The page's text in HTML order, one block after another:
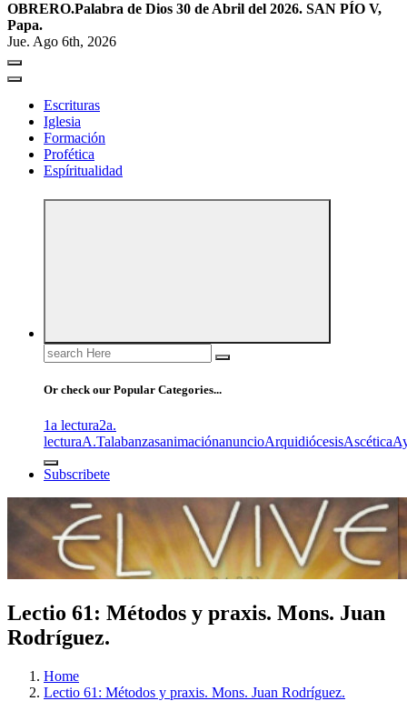
OBRERO.Palabra de Dios 30 de Abril del 2026. SAN PÍO V,
Papa.
Jue. Ago 6th, 2026
Escrituras
Iglesia
Formación
Profética
Espíritualidad
Search
for:
Or check our Popular Categories...
1a lectura2a.
lecturaA.TalabanzasanimaciónanuncioArquidiócesisAscética
Subscribete
Lectio 61: Métodos y praxis. Mons. Juan
Rodríguez.
Home
Lectio 61: Métodos y praxis. Mons. Juan Rodríguez.